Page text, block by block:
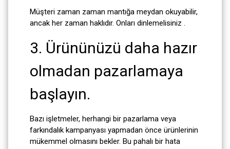
Müşteri zaman zaman mantığa meydan okuyabilir,
ancak her zaman haklıdır. Onları dinlemelisiniz .
3. Ürününüzü daha hazır
olmadan pazarlamaya
başlayın.
Bazı işletmeler, herhangi bir pazarlama veya
farkındalık kampanyası yapmadan önce ürünlerinin
mükemmel olmasını bekler. Bu pahalı bir hata